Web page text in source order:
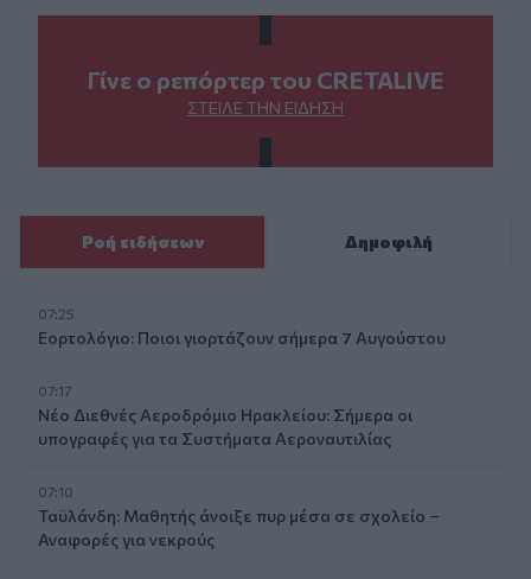
Γίνε ο ρεπόρτερ του CRETALIVE
ΣΤΕΊΛΕ ΤΗΝ ΕΊΔΗΣΗ
Ροή ειδήσεων Δημοφιλή
07:25
Εορτολόγιο: Ποιοι γιορτάζουν σήμερα 7 Αυγούστου
07:17
Νέο Διεθνές Αεροδρόμιο Ηρακλείου: Σήμερα οι
υπογραφές για τα Συστήματα Αεροναυτιλίας
07:10
Ταϋλάνδη: Μαθητής άνοιξε πυρ μέσα σε σχολείο –
Αναφορές για νεκρούς